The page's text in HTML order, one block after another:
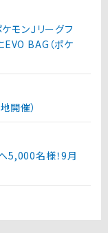
モンＪリーグフ
BAG（ポケ
開催）
5,000名様！9月